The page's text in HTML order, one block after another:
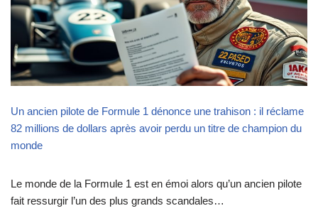
Un ancien pilote de Formule 1 dénonce une trahison : il réclame
82 millions de dollars après avoir perdu un titre de champion du
monde
Le monde de la Formule 1 est en émoi alors qu’un ancien pilote
fait ressurgir l’un des plus grands scandales…